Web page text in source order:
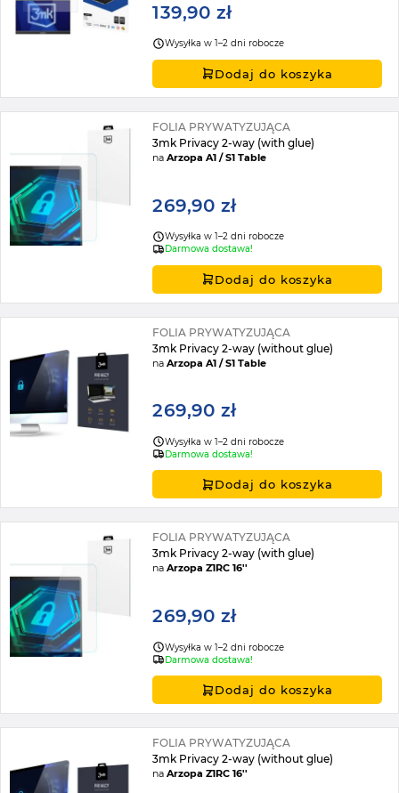
139,90 zł
Wysyłka w 1–2 dni robocze
Dodaj do koszyka
FOLIA PRYWATYZUJĄCA
3mk Privacy 2-way (with glue)
naArzopa A1 / S1 Table
269,90 zł
Wysyłka w 1–2 dni robocze
Darmowa dostawa!
Dodaj do koszyka
FOLIA PRYWATYZUJĄCA
3mk Privacy 2-way (without glue)
naArzopa A1 / S1 Table
269,90 zł
Wysyłka w 1–2 dni robocze
Darmowa dostawa!
Dodaj do koszyka
FOLIA PRYWATYZUJĄCA
3mk Privacy 2-way (with glue)
naArzopa Z1RC 16''
269,90 zł
Wysyłka w 1–2 dni robocze
Darmowa dostawa!
Dodaj do koszyka
FOLIA PRYWATYZUJĄCA
3mk Privacy 2-way (without glue)
naArzopa Z1RC 16''